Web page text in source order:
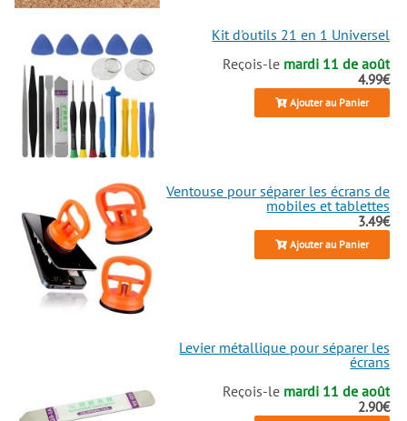
Kit d'outils 21 en 1 Universel
Reçois-le mardi 11 de août
4.99€
Ajouter au Panier
Ventouse pour séparer les écrans de
mobiles et tablettes
3.49€
Ajouter au Panier
Levier métallique pour séparer les
écrans
Reçois-le mardi 11 de août
2.90€